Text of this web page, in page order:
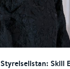
Skill